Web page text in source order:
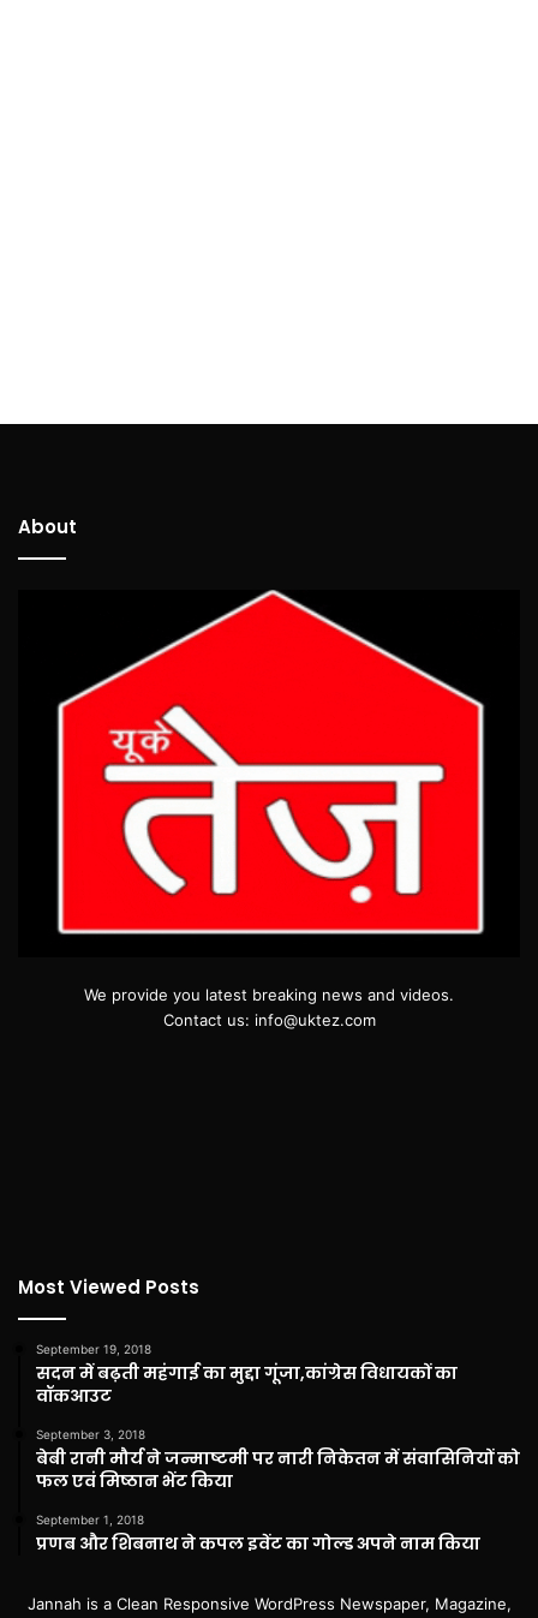
About
We provide you latest breaking news and videos.
Contact us: info@uktez.com
Most Viewed Posts
September 19, 2018
सदन में बढ़ती महंगाई का मुद्दा गूंजा,कांग्रेस विधायकों का
वॉकआउट
September 3, 2018
बेबी रानी मौर्य ने जन्माष्टमी पर नारी निकेतन में संवासिनियों को
फल एवं मिष्ठान भेंट किया
September 1, 2018
प्रणब और शिबनाथ ने कपल इवेंट का गोल्ड अपने नाम किया
Jannah is a Clean Responsive WordPress Newspaper, Magazine,